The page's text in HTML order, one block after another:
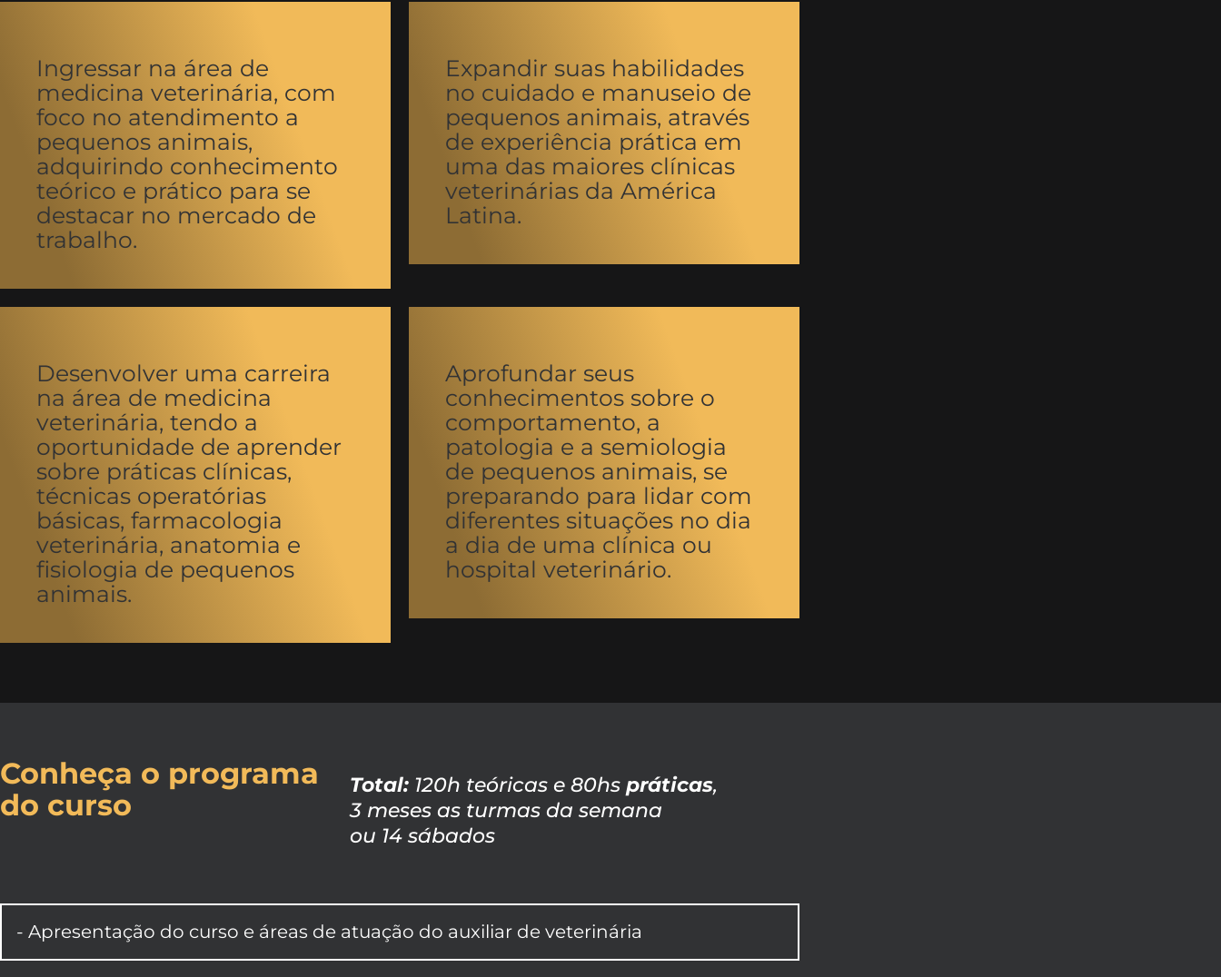
Ingressar na área de
medicina veterinária, com
foco no atendimento a
pequenos animais,
adquirindo conhecimento
teórico e prático para se
destacar no mercado de
trabalho.
Expandir suas habilidades
no cuidado e manuseio de
pequenos animais, através
de experiência prática em
uma das maiores clínicas
veterinárias da América
Latina.
Desenvolver uma carreira
na área de medicina
veterinária, tendo a
oportunidade de aprender
sobre práticas clínicas,
técnicas operatórias
básicas, farmacologia
veterinária, anatomia e
fisiologia de pequenos
animais.
Aprofundar seus
conhecimentos sobre o
comportamento, a
patologia e a semiologia
de pequenos animais, se
preparando para lidar com
diferentes situações no dia
a dia de uma clínica ou
hospital veterinário.
Conheça o programa
do curso
Total: 120h teóricas e 80hspráticas,
3 meses as turmas da semana
ou 14 sábados
- Apresentação do curso e áreas de atuação do auxiliar de veterinária